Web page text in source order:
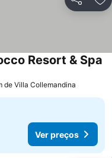
Partilhar
Resort & Spa
de Villa Collemandina
Ver preços